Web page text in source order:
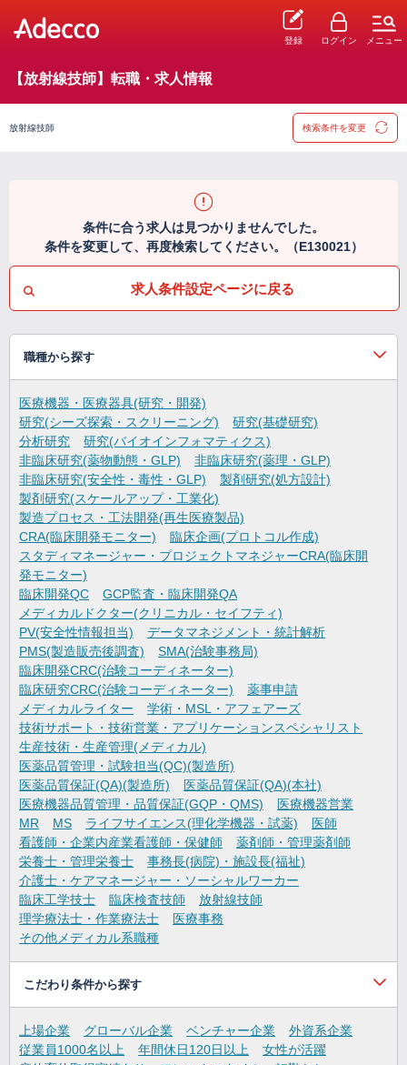
登録 ログイン メニュー
【放射線技師】転職・求人情報
放射線技師 検索条件を変更
条件に合う求人は見つかりませんでした。
条件を変更して、再度検索してください。（E130021）
求人条件設定ページに戻る
職種から探す
医療機器・医療器具(研究・開発)
研究(シーズ探索・スクリーニング)
研究(基礎研究)
分析研究
研究(バイオインフォマティクス)
非臨床研究(薬物動態・GLP)
非臨床研究(薬理・GLP)
非臨床研究(安全性・毒性・GLP)
製剤研究(処方設計)
製剤研究(スケールアップ・工業化)
製造プロセス・工法開発(再生医療製品)
CRA(臨床開発モニター)
臨床企画(プロトコル作成)
スタディマネージャー・プロジェクトマネジャーCRA(臨床開
発モニター)
臨床開発QC
GCP監査・臨床開発QA
メディカルドクター(クリニカル・セイフティ)
PV(安全性情報担当)
データマネジメント・統計解析
PMS(製造販売後調査)
SMA(治験事務局)
臨床開発CRC(治験コーディネーター)
臨床研究CRC(治験コーディネーター)
薬事申請
メディカルライター
学術・MSL・アフェアーズ
技術サポート・技術営業・アプリケーションスペシャリスト
生産技術・生産管理(メディカル)
医薬品質管理・試験担当(QC)(製造所)
医薬品質保証(QA)(製造所)
医薬品質保証(QA)(本社)
医療機器品質管理・品質保証(GQP・QMS)
医療機器営業
MR
MS ライフサイエンス(理化学機器・試薬)
医師
看護師・企業内産業看護師・保健師
薬剤師・管理薬剤師
栄養士・管理栄養士
事務長(病院)・施設長(福祉)
介護士・ケアマネージャー・ソーシャルワーカー
臨床工学技士
臨床検査技師
放射線技師
理学療法士・作業療法士
医療事務
その他メディカル系職種
こだわり条件から探す
上場企業 グローバル企業 ベンチャー企業
外資系企業
従業員1000名以上
年間休日120日以上
女性が活躍